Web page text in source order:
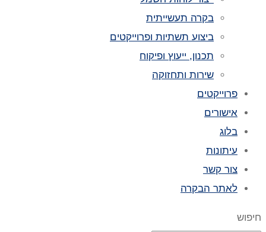
בקרה תעשייתית
ביצוע תשתיות ופרוייקטים
תכנון, ייעוץ ופיקוח
שירות ותחזוקה
פרוייקטים
אישורים
בלוג
עיתונות
צור קשר
לאתר הבקרה
חיפוש